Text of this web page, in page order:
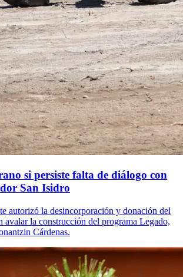
si persiste falta de diálogo con
San Isidro
autorizó la desincorporación y donación del
la construcción del programa Legado,
Cárdenas.